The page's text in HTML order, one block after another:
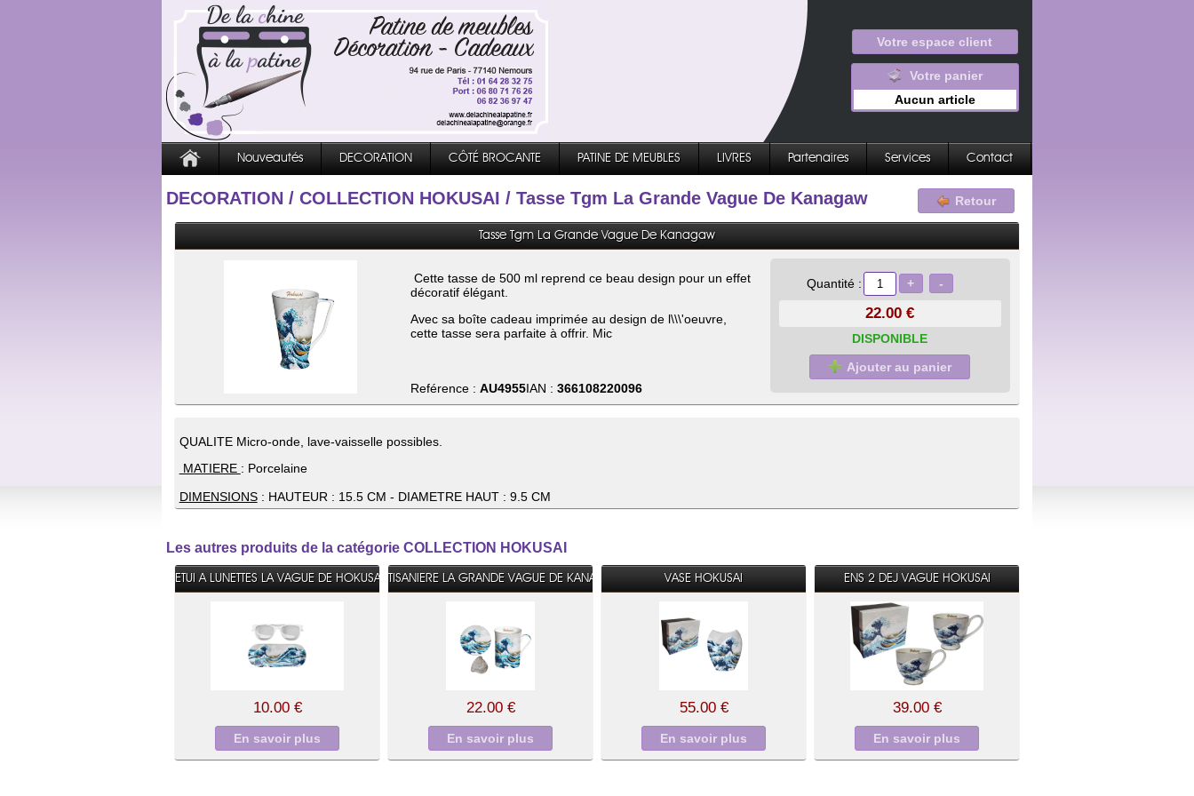
Votre espace client
Votre panier
Aucun article
Nouveautés DECORATION CÔTÉ BROCANTE PATINE DE MEUBLES LIVRES Partenaires Services Contact
Retour
DECORATION / COLLECTION HOKUSAI / Tasse Tgm La Grande Vague De Kanagaw
Tasse Tgm La Grande Vague De Kanagaw
Cette tasse de 500 ml reprend ce beau design pour un effet
décoratif élégant.
Avec sa boîte cadeau imprimée au design de l\\\'oeuvre,
cette tasse sera parfaite à offrir. Mic
Reférence : AU4955IAN : 366108220096
Quantité : + -
22.00 €
DISPONIBLE
Ajouter au panier
QUALITE Micro-onde, lave-vaisselle possibles.
MATIERE : Porcelaine
DIMENSIONS: HAUTEUR : 15.5 CM - DIAMETRE HAUT : 9.5 CM
Les autres produits de la catégorie COLLECTION HOKUSAI
ETUI A LUNETTES LA VAGUE DE HOKUSAI
10.00 €
En savoir plus
TISANIERE LA GRANDE VAGUE DE KANAGAW
22.00 €
En savoir plus
VASE HOKUSAI
55.00 €
En savoir plus
ENS 2 DEJ VAGUE HOKUSAI
39.00 €
En savoir plus